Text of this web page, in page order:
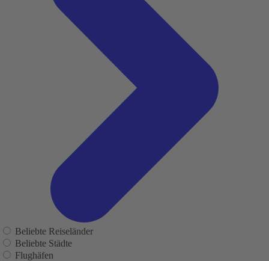
Beliebte Reiseländer
Beliebte Städte
Flughäfen